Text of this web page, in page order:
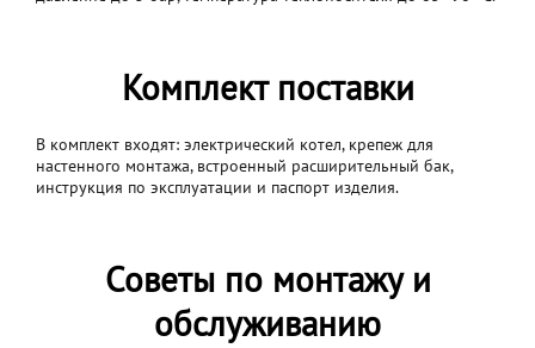
Комплект поставки
В комплект входят: электрический котел, крепеж для
настенного монтажа, встроенный расширительный бак,
инструкция по эксплуатации и паспорт изделия.
Советы по монтажу и
обслуживанию